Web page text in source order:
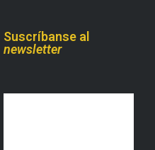
Suscríbanse al
newsletter